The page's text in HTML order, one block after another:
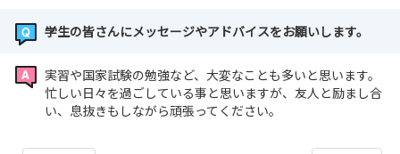
学生の皆さんにメッセージやアドバイスをお願いします。
実習や国家試験の勉強など、大変なことも多いと思います。
忙しい日々を過ごしている事と思いますが、友人と励まし合
い、息抜きもしながら頑張ってください。